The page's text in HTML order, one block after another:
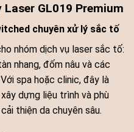
GL019 Premium
chuyên xử lý sắc tố
nhóm dịch vụ laser sắc tố:
nhang, đốm nâu và các
spa hoặc clinic, đây là
dựng liệu trình và phù
thiện da chuyên sâu.